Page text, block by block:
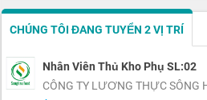
CHÚNG TÔI ĐANG TUYỂN 2 VỊ TRÍ
Nhân Viên Thủ Kho Phụ SL:02
CÔNG TY LƯƠNG THỰC SÔNG